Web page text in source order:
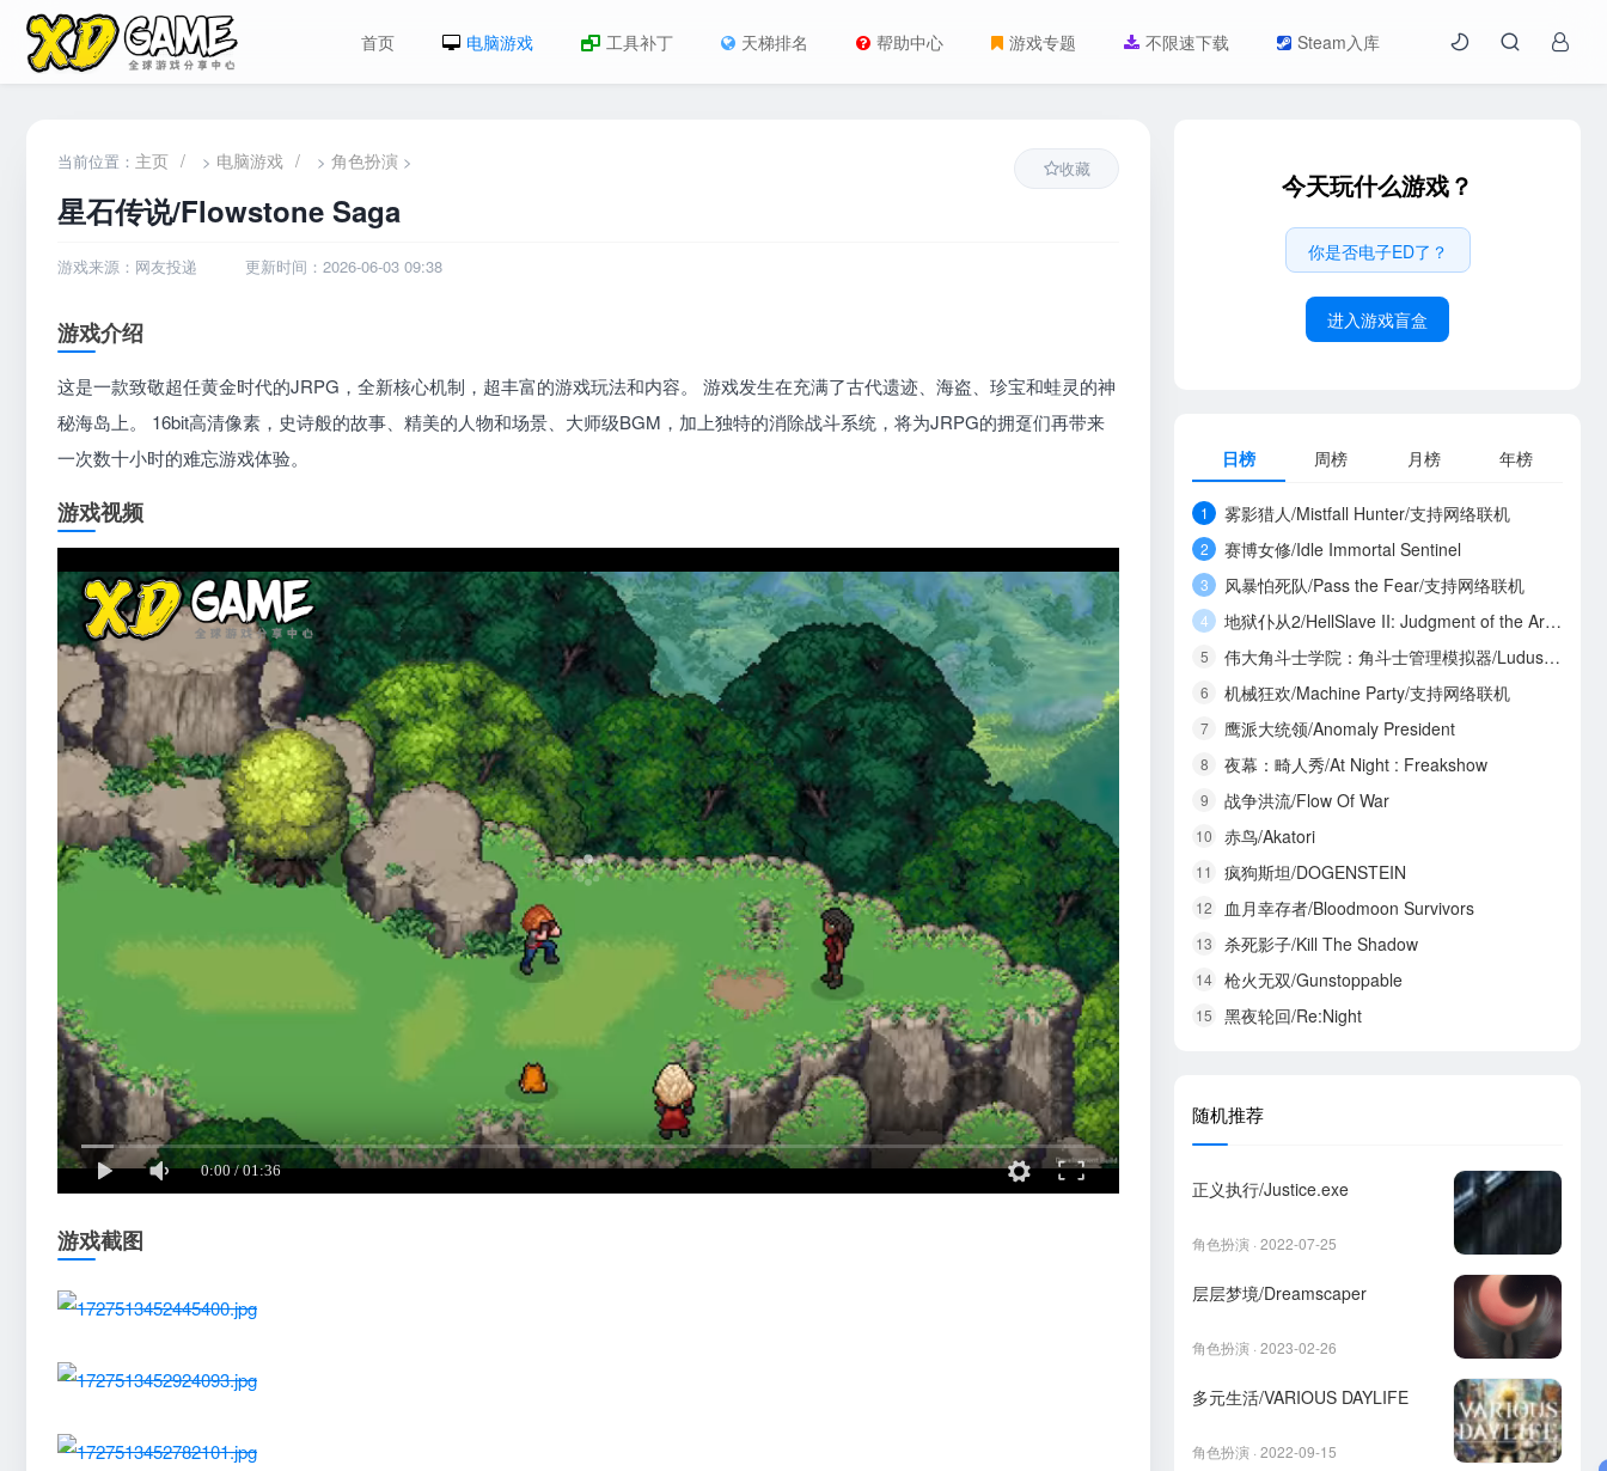
首页 电脑游戏 工具补丁 天梯排名 帮助中心 游戏专题 不限速下载 Steam入库
当前位置： 主页 / > 电脑游戏 / > 角色扮演 >
星石传说/Flowstone Saga
游戏来源：网友投递 更新时间：2026-06-03 09:38
收藏
游戏介绍
这是一款致敬超任黄金时代的JRPG，全新核心机制，超丰富的游戏玩法和内容。 游戏发生在充满了古代遗迹、海盗、珍宝和蛙灵的神
秘海岛上。 16bit高清像素，史诗般的故事、精美的人物和场景、大师级BGM，加上独特的消除战斗系统，将为JRPG的拥趸们再带来
一次数十小时的难忘游戏体验。
游戏视频
游戏截图
今天玩什么游戏？
你是否电子ED了？
进入游戏盲盒
日榜 周榜 月榜 年榜
1 雾影猎人/Mistfall Hunter/支持网络联机
2 赛博女修/Idle Immortal Sentinel
3 风暴怕死队/Pass the Fear/支持网络联机
4 地狱仆从2/HellSlave II: Judgment of the Archon
5 伟大角斗士学院：角斗士管理模拟器/Ludus Magnatus: Gladiator Manager Simulator
6 机械狂欢/Machine Party/支持网络联机
7 鹰派大统领/Anomaly President
8 夜幕：畸人秀/At Night : Freakshow
9 战争洪流/Flow Of War
10 赤鸟/Akatori
11 疯狗斯坦/DOGENSTEIN
12 血月幸存者/Bloodmoon Survivors
13 杀死影子/Kill The Shadow
14 枪火无双/Gunstoppable
15 黑夜轮回/Re:Night
随机推荐
正义执行/Justice.exe
角色扮演 · 2022-07-25
层层梦境/Dreamscaper
角色扮演 · 2023-02-26
多元生活/VARIOUS DAYLIFE
角色扮演 · 2022-09-15